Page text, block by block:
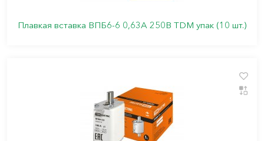
Плавкая вставка ВПБ6-6 0,63А 250В TDM упак (10 шт.)